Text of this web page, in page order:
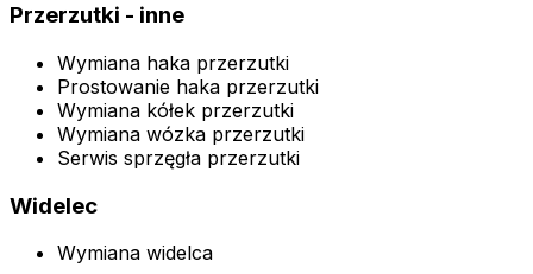
Przerzutki - inne
Wymiana haka przerzutki
Prostowanie haka przerzutki
Wymiana kółek przerzutki
Wymiana wózka przerzutki
Serwis sprzęgła przerzutki
Widelec
Wymiana widelca